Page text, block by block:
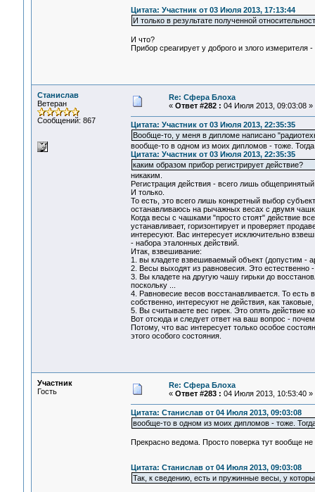
Цитата: Участник от 03 Июля 2013, 17:13:44
И только в результате полученной
И что?
Прибор среагирует у доброго и злого измерителя
Станислав
Ветеран
Сообщений: 867
Re: Сфера Блоха
« Ответ #282 : 04 Июля 2013, 09:03:08 »
Цитата: Участник от 03 Июля 2013, 22:35:35
Вообще-то, у меня в дипломе написано
вообще-то в одном из моих дипломов - тоже.
Цитата: Участник от 03 Июля 2013, 22:35:35
каким образом прибор регистрирует действие?
никаким.
Регистрация действия - всего лишь
И только.
То есть, это всего лишь конкретный выбор
останавливаюсь на рычажных весах с двумя
Когда весы с чашками "просто стоят" действие
устанавливает, горизонтирует и проверяет
интересуют. Вас интересует исключительно
- набора эталонных действий.
Итак, взвешивание:
1. вы кладете взвешиваемый объект (допустим -
2. Весы выходят из равновесия. Это естественно
3. Вы кладете на другую чашу гирьки до
поскольку ...
4. Равновесие весов восстанавливается. То
собственно, интересуют не действия, как
5. Вы считываете вес гирек. Это опять действие
Вот отсюда и следует ответ на ваш вопрос -
Потому, что вас интересует только особое
этого особого состояния.
Участник
Гость
Re: Сфера Блоха
« Ответ #283 : 04 Июля 2013, 10:53:40 »
Цитата: Станислав от 04 Июля 2013, 09:03:08
вообще-то в одном из моих дипломов - тоже.
Прекрасно ведома. Просто поверка тут вообще
Цитата: Станислав от 04 Июля 2013, 09:03:08
Так, к сведению, есть и пружинные весы, у